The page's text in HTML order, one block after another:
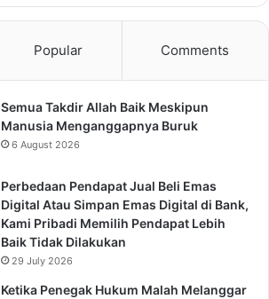
Popular Comments
Semua Takdir Allah Baik Meskipun
Manusia Menganggapnya Buruk
6 August 2026
Perbedaan Pendapat Jual Beli Emas
Digital Atau Simpan Emas Digital di Bank,
Kami Pribadi Memilih Pendapat Lebih
Baik Tidak Dilakukan
29 July 2026
Ketika Penegak Hukum Malah Melanggar